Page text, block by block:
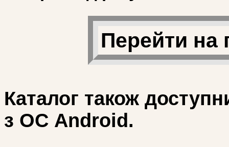
Перейти на
Каталог також
з ОС Android.